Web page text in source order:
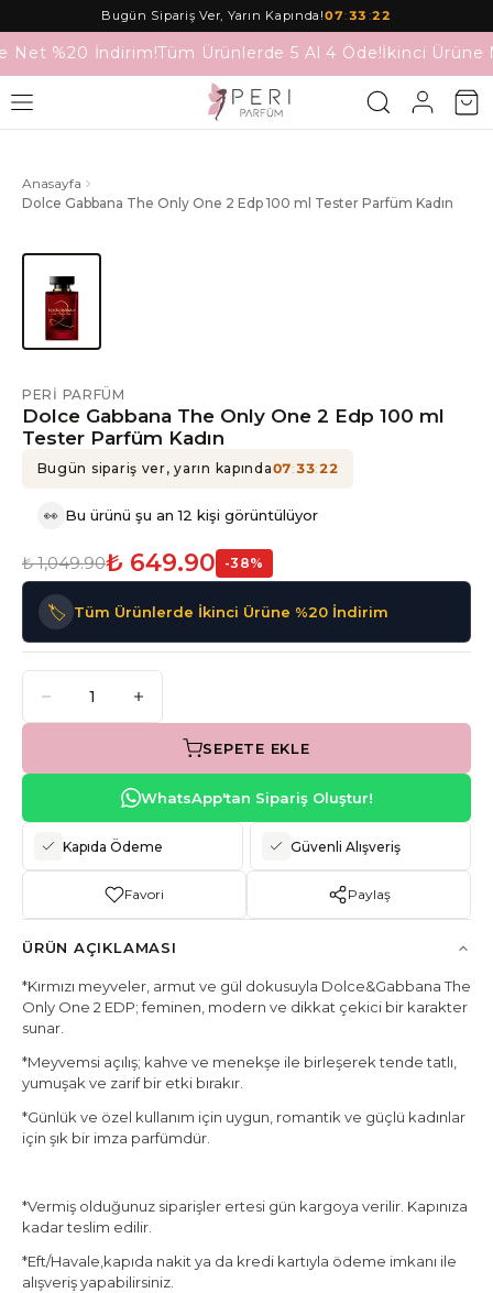
Bugün Sipariş Ver, Yarın Kapında!07:33 :22
Net %20 İndirim!Tüm Ürünlerde 5 Al 4 Öde!İkinci Ürüne
Anasayfa
Dolce Gabbana The Only One 2 Edp 100 ml Tester Parfüm Kadın
PERI PARFÜM
Dolce Gabbana The Only One 2 Edp 100 ml
Tester Parfüm Kadın
Bugün sipariş ver, yarın kapında07:33:22
👀 Bu ürünü şu an 12 kişi görüntülüyor
₺ 1,049.90₺ 649.90 -38%
🏷️ Tüm Ürünlerde İkinci Ürüne %20 İndirim
SEPETE EKLE
WhatsApp'tan Sipariş Oluştur!
Kapıda Ödeme Güvenli Alışveriş
Favori Paylaş
ÜRÜN AÇIKLAMASI
*Kırmızı meyveler, armut ve gül dokusuyla Dolce&Gabbana The
Only One 2 EDP; feminen, modern ve dikkat çekici bir karakter
sunar.
*Meyvemsi açılış; kahve ve menekşe ile birleşerek tende tatlı,
yumuşak ve zarif bir etki bırakır.
*Günlük ve özel kullanım için uygun, romantik ve güçlü kadınlar
için şık bir imza parfümdür.
*Vermiş olduğunuz siparişler ertesi gün kargoya verilir. Kapınıza
kadar teslim edilir.
*Eft/Havale,kapıda nakit ya da kredi kartıyla ödeme imkanı ile
alışveriş yapabilirsiniz.